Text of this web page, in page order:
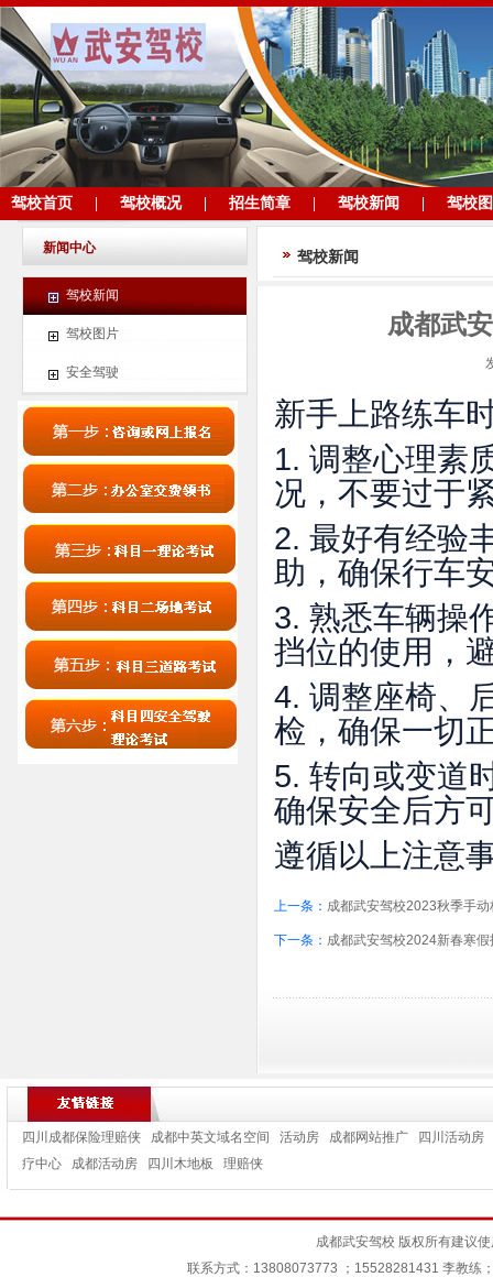
驾校首页 驾校概况 招生简章 驾校新闻 驾校
新闻中心
驾校新闻
驾校图片
安全驾驶
驾校新闻
成都武
新手上路练车
1. 调整心理素
况，不要过于
2. 最好有经验
助，确保行车
3. 熟悉车辆操
挡位的使用，
4. 调整座椅、
检，确保一切
5. 转向或变道
确保安全后方
遵循以上注意
上一条： 成都武安驾校2023秋季手
下一条： 成都武安驾校2024新春寒
四川成都保险理赔侠 成都中英文域名空间 活动房 成都网站推广
四川活动房
疗中心
成都活动房 四川木地板 理赔侠
成都武安驾校 版权所有建议
联系方式：13808073773 ；15528281431 李教练